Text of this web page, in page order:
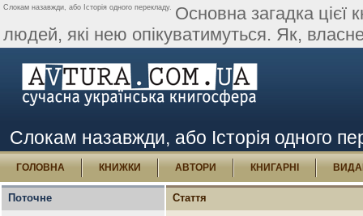
Слокам назавжди, або Історія одного перекладу. Основна загадка цієї
людей, які нею опікуватимуться. Як,
Слокам назавжди, або Історія одного
ГОЛОВНА КНИЖКИ АВТОРИ КНИГАРНІ
Поточне Стаття